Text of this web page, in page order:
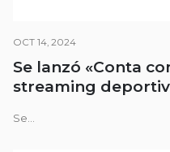
OCT 14, 2024
Se lanzó «Conta
streaming
Se...